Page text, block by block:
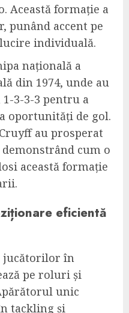
Această formație a
punând accent pe
individuală.
națională a
din 1974, unde au
3-3-3 pentru a
oportunități de gol.
au prosperat
cum o
această formație
eficientă
jucătorilor în
pe roluri și
unic
tackling și